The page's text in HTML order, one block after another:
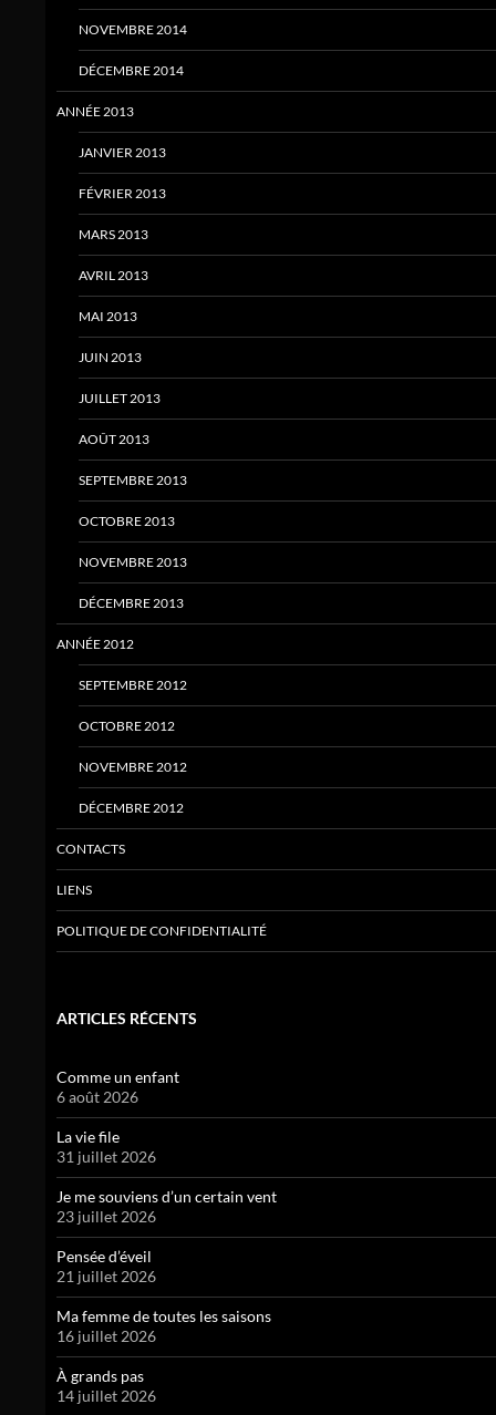
NOVEMBRE 2014
DÉCEMBRE 2014
ANNÉE 2013
JANVIER 2013
FÉVRIER 2013
MARS 2013
AVRIL 2013
MAI 2013
JUIN 2013
JUILLET 2013
AOÛT 2013
SEPTEMBRE 2013
OCTOBRE 2013
NOVEMBRE 2013
DÉCEMBRE 2013
ANNÉE 2012
SEPTEMBRE 2012
OCTOBRE 2012
NOVEMBRE 2012
DÉCEMBRE 2012
CONTACTS
LIENS
POLITIQUE DE CONFIDENTIALITÉ
ARTICLES RÉCENTS
Comme un enfant
6 août 2026
La vie file
31 juillet 2026
Je me souviens d’un certain vent
23 juillet 2026
Pensée d’éveil
21 juillet 2026
Ma femme de toutes les saisons
16 juillet 2026
À grands pas
14 juillet 2026